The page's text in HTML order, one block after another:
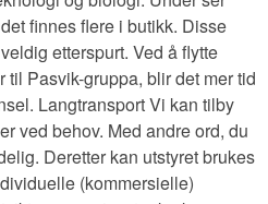
finnes flere i butikk. Disse
etterspurt. Ved å flytte
Pasvik-gruppa, blir det mer tid
Langtransport Vi kan tilby
ved behov. Med andre ord, du
Deretter kan utstyret brukes
(kommersielle)